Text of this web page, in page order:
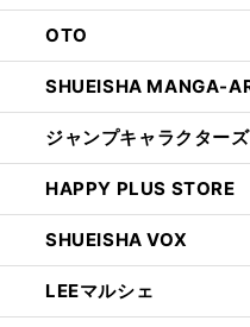
OTO
SHUEISHA MANGA-
ジャンプキャラクター
HAPPY PLUS STORE
SHUEISHA VOX
LEEマルシェ